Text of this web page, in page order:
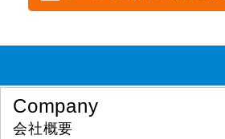
Company
会社概要